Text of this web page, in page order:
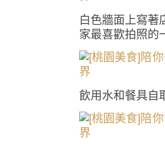
白色牆面上寫著
家最喜歡拍照的
飲用水和餐具自